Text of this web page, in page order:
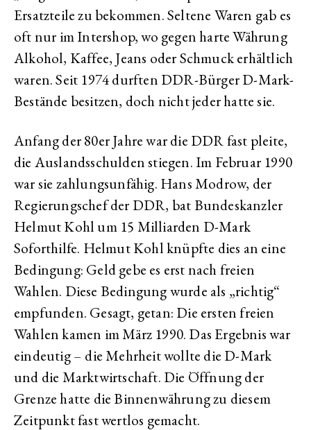
Ersatzteile zu bekommen. Seltene Waren gab es
oft nur im Intershop, wo gegen harte Währung
Alkohol, Kaffee, Jeans oder Schmuck erhältlich
waren. Seit 1974 durften DDR-Bürger D-Mark-
Bestände besitzen, doch nicht jeder hatte sie.
Anfang der 80er Jahre war die DDR fast pleite,
die Auslandsschulden stiegen. Im Februar 1990
war sie zahlungsunfähig. Hans Modrow, der
Regierungschef der DDR, bat Bundeskanzler
Helmut Kohl um 15 Milliarden D-Mark
Soforthilfe. Helmut Kohl knüpfte dies an eine
Bedingung: Geld gebe es erst nach freien
Wahlen. Diese Bedingung wurde als „richtig“
empfunden. Gesagt, getan: Die ersten freien
Wahlen kamen im März 1990. Das Ergebnis war
eindeutig – die Mehrheit wollte die D-Mark
und die Marktwirtschaft. Die Öffnung der
Grenze hatte die Binnenwährung zu diesem
Zeitpunkt fast wertlos gemacht.